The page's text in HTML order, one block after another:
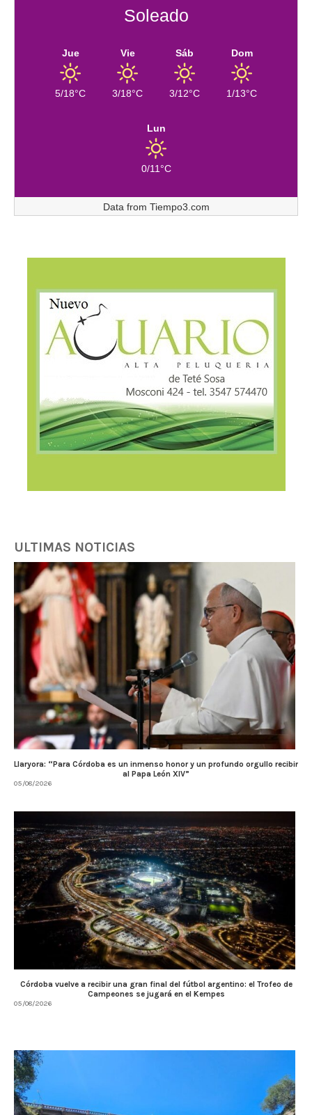
Soleado
Jue
5/18°C
Vie
3/18°C
Sáb
3/12°C
Dom
1/13°C
Lun
0/11°C
Data from Tiempo3.com
ULTIMAS NOTICIAS
Llaryora: “Para Córdoba es un inmenso honor y un profundo orgullo recibir
al Papa León XIV”
05/08/2026
Córdoba vuelve a recibir una gran final del fútbol argentino: el Trofeo de
Campeones se jugará en el Kempes
05/08/2026